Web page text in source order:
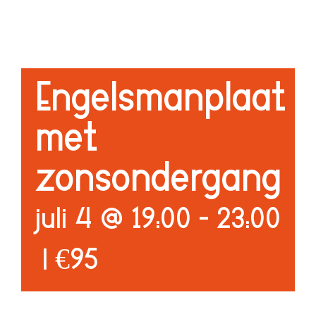
Engelsmanplaat
met
zonsondergang
juli 4 @ 19:00 - 23:00
€95